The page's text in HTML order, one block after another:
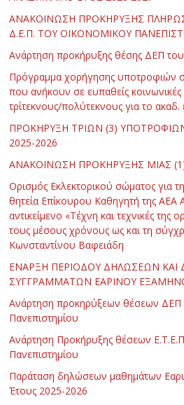
ΑΝΑΚΟΙΝΩΣΗ ΠΡΟΚΗΡΥΞΗΣ
Δ.Ε.Π. ΤΟΥ ΟΙΚΟΝΟΜΙΚΟΥ
Ανάρτηση προκήρυξης θέσης ΔΕΠ του
Πρόγραμμα χορήγησης υποτροφιών σε
που ανήκουν σε ευπαθείς
τρίτεκνους/πολύτεκνους για το
ΠΡΟΚΗΡΥΞΗ ΤΡΙΩΝ (3)
2025-2026
ΑΝΑΚΟΙΝΩΣΗ ΠΡΟΚΗΡΥΞΗΣ ΜΙΑΣ
Ορισμός Εκλεκτορικού σώματος για
θητεία Επίκουρου Καθηγητή της ΑΕΑ
αντικείμενο «Τέχνη και τεχνικές
τους μέσους χρόνους ως και τη
Κωνσταντίνου Βαφειάδη
ΕΝΑΡΞΗ ΠΕΡΙΟΔΟΥ ΔΗΛΩΣΕΩΝ ΚΑΙ
ΣΥΓΓΡΑΜΜΑΤΩΝ ΕΑΡΙΝΟΥ
Ανάρτηση προκηρύξεων θέσεων ΔΕΠ
Πανεπιστημίου
Ανάρτηση Προκήρυξης θέσεων
Πανεπιστημίου
Παράταση δηλώσεων μαθημάτων
Έτους 2025-2026